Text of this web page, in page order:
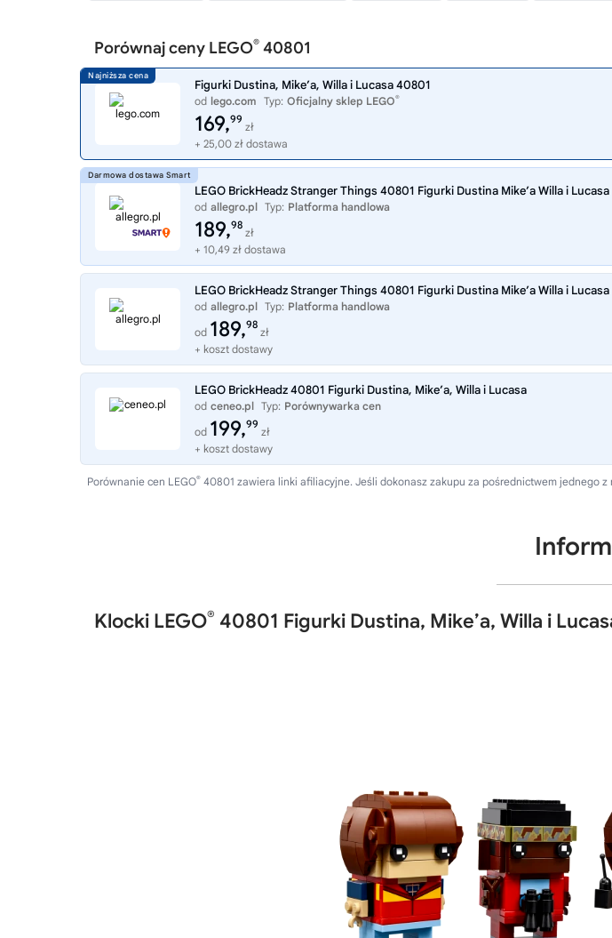
Porównaj ceny LEGO® 40801
Figurki Dustina, Mike’a, Willa i Lucasa 40801
od lego.com Typ: Oficjalny sklep LEGO®
169,99
zł
+ 25,00 zł dostawa
LEGO BrickHeadz Stranger Things 40801 Figurki Dustina Mike’a Willa i Lucasa
od allegro.pl Typ: Platforma handlowa
189,98
zł
+ 10,49 zł dostawa
LEGO BrickHeadz Stranger Things 40801 Figurki Dustina Mike’a Willa i Lucasa
od allegro.pl Typ: Platforma handlowa
od 189,98
zł
+ koszt dostawy
LEGO BrickHeadz 40801 Figurki Dustina, Mike’a, Willa i Lucasa
od ceneo.pl Typ: Porównywarka cen
od 199,99
zł
+ koszt dostawy
Porównanie cen LEGO® 40801 zawiera linki afiliacyjne. Jeśli dokonasz zakupu za pośrednictwem jednego
Klocki LEGO® 40801 Figurki Dustina, Mike’a, Willa i